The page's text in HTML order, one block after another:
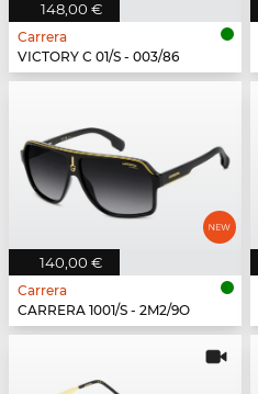
148,00 €
Carrera
VICTORY C 01/S - 003/86
140,00 €
Carrera
CARRERA 1001/S - 2M2/9O